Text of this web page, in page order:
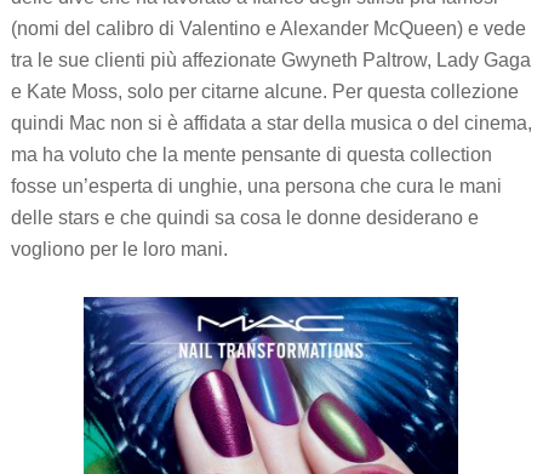
(nomi del calibro di Valentino e Alexander McQueen) e vede
tra le sue clienti più affezionate Gwyneth Paltrow, Lady Gaga
e Kate Moss, solo per citarne alcune. Per questa collezione
quindi Mac non si è affidata a star della musica o del cinema,
ma ha voluto che la mente pensante di questa collection
fosse un’esperta di unghie, una persona che cura le mani
delle stars e che quindi sa cosa le donne desiderano e
vogliono per le loro mani.